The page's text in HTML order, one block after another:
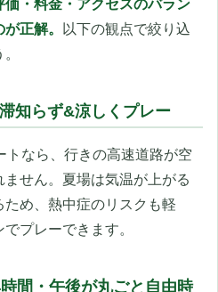
・料金・アクセスのバラン
正解。
以下の観点で絞り込
知らず&涼しくプレー
トなら、行きの高速道路が空
せん。夏場は気温が上がる
め、熱中症のリスクも軽
プレーできます。
間・午後が丸ごと自由時